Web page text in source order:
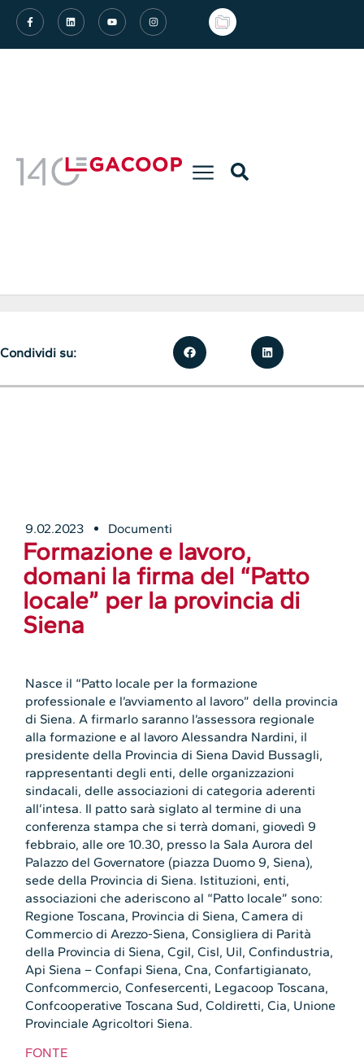
9.02.2023 Documenti
Formazione e lavoro,
domani la firma del “Patto
locale” per la provincia di
Siena
Nasce il “Patto locale per la formazione
professionale e l’avviamento al lavoro” della provincia
di Siena. A firmarlo saranno l’assessora regionale
alla formazione e al lavoro Alessandra Nardini, il
presidente della Provincia di Siena David Bussagli,
rappresentanti degli enti, delle organizzazioni
sindacali, delle associazioni di categoria aderenti
all’intesa. Il patto sarà siglato al termine di una
conferenza stampa che si terrà domani, giovedì 9
febbraio, alle ore 10.30, presso la Sala Aurora del
Palazzo del Governatore (piazza Duomo 9, Siena),
sede della Provincia di Siena. Istituzioni, enti,
associazioni che aderiscono al “Patto locale” sono:
Regione Toscana, Provincia di Siena, Camera di
Commercio di Arezzo-Siena, Consigliera di Parità
della Provincia di Siena, Cgil, Cisl, Uil, Confindustria,
Api Siena – Confapi Siena, Cna, Confartigianato,
Confcommercio, Confesercenti, Legacoop Toscana,
Confcooperative Toscana Sud, Coldiretti, Cia, Unione
Provinciale Agricoltori Siena.
FONTE
Condividi su: